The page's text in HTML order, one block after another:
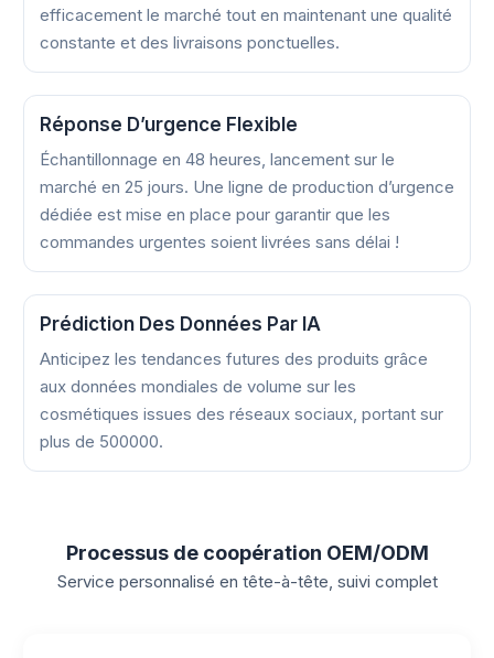
efficacement le marché tout en maintenant une qualité
constante et des livraisons ponctuelles.
Réponse D’urgence Flexible
Échantillonnage en 48 heures, lancement sur le
marché en 25 jours. Une ligne de production d’urgence
dédiée est mise en place pour garantir que les
commandes urgentes soient livrées sans délai !
Prédiction Des Données Par IA
Anticipez les tendances futures des produits grâce
aux données mondiales de volume sur les
cosmétiques issues des réseaux sociaux, portant sur
plus de 500000.
Processus de coopération OEM/ODM
Service personnalisé en tête-à-tête, suivi complet